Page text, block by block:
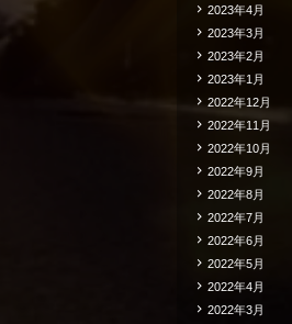
2023年4月
2023年3月
2023年2月
2023年1月
2022年12月
2022年11月
2022年10月
2022年9月
2022年8月
2022年7月
2022年6月
2022年5月
2022年4月
2022年3月